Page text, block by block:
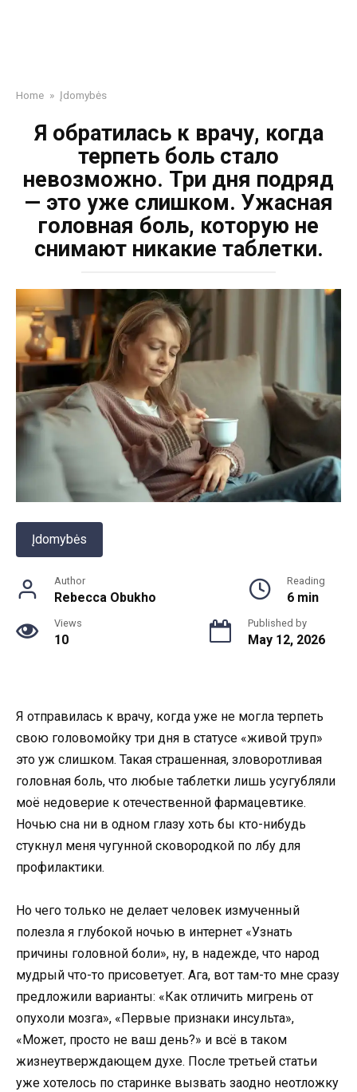
Home » Įdomybės
Я обратилась к врачу, когда
терпеть боль стало
невозможно. Три дня подряд
— это уже слишком. Ужасная
головная боль, которую не
снимают никакие таблетки.
Įdomybės
Author
Rebecca Obukho
Reading
6 min
Views
10
Published by
May 12, 2026
Я отправилась к врачу, когда уже не могла терпеть
свою головомойку три дня в статусе «живой труп»
это уж слишком. Такая страшенная, зловоротливая
головная боль, что любые таблетки лишь усугубляли
моё недоверие к отечественной фармацевтике.
Ночью сна ни в одном глазу хоть бы кто-нибудь
стукнул меня чугунной сковородкой по лбу для
профилактики.
Но чего только не делает человек измученный
полезла я глубокой ночью в интернет «Узнать
причины головной боли», ну, в надежде, что народ
мудрый что-то присоветует. Ага, вот там-то мне сразу
предложили варианты: «Как отличить мигрень от
опухоли мозга», «Первые признаки инсульта»,
«Может, просто не ваш день?» и всё в таком
жизнеутверждающем духе. После третьей статьи
уже хотелось по старинке вызвать заодно неотложку